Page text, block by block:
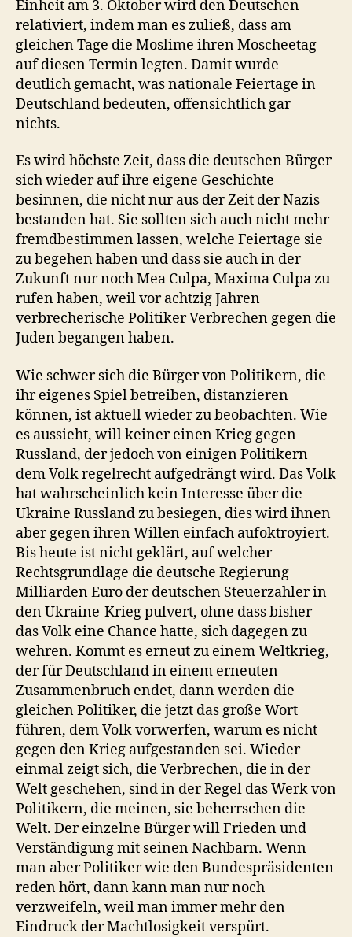
Einheit am 3. Oktober wird den Deutschen
relativiert, indem man es zuließ, dass am
gleichen Tage die Moslime ihren Moscheetag
auf diesen Termin legten. Damit wurde
deutlich gemacht, was nationale Feiertage in
Deutschland bedeuten, offensichtlich gar
nichts.
Es wird höchste Zeit, dass die deutschen Bürger
sich wieder auf ihre eigene Geschichte
besinnen, die nicht nur aus der Zeit der Nazis
bestanden hat. Sie sollten sich auch nicht mehr
fremdbestimmen lassen, welche Feiertage sie
zu begehen haben und dass sie auch in der
Zukunft nur noch Mea Culpa, Maxima Culpa zu
rufen haben, weil vor achtzig Jahren
verbrecherische Politiker Verbrechen gegen die
Juden begangen haben.
Wie schwer sich die Bürger von Politikern, die
ihr eigenes Spiel betreiben, distanzieren
können, ist aktuell wieder zu beobachten. Wie
es aussieht, will keiner einen Krieg gegen
Russland, der jedoch von einigen Politikern
dem Volk regelrecht aufgedrängt wird. Das Volk
hat wahrscheinlich kein Interesse über die
Ukraine Russland zu besiegen, dies wird ihnen
aber gegen ihren Willen einfach aufoktroyiert.
Bis heute ist nicht geklärt, auf welcher
Rechtsgrundlage die deutsche Regierung
Milliarden Euro der deutschen Steuerzahler in
den Ukraine-Krieg pulvert, ohne dass bisher
das Volk eine Chance hatte, sich dagegen zu
wehren. Kommt es erneut zu einem Weltkrieg,
der für Deutschland in einem erneuten
Zusammenbruch endet, dann werden die
gleichen Politiker, die jetzt das große Wort
führen, dem Volk vorwerfen, warum es nicht
gegen den Krieg aufgestanden sei. Wieder
einmal zeigt sich, die Verbrechen, die in der
Welt geschehen, sind in der Regel das Werk von
Politikern, die meinen, sie beherrschen die
Welt. Der einzelne Bürger will Frieden und
Verständigung mit seinen Nachbarn. Wenn
man aber Politiker wie den Bundespräsidenten
reden hört, dann kann man nur noch
verzweifeln, weil man immer mehr den
Eindruck der Machtlosigkeit verspürt.